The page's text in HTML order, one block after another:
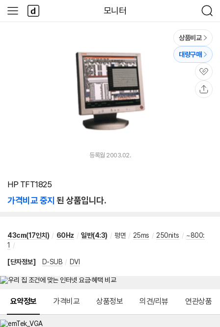
모니터
검
색
사
이
다
나
와
상품비교
대량구매
관
심
등록월 2003.02.
HP TFT1825
가격비교 중지 된 상품입니다.
43cm(17인치) / 60Hz / 일반(4:3) / 평면 / 25ms / 250nits / ~800:
1 /
[단자정보] D-SUB / DVI
요약정보 가격비교 상품정보 의견/리뷰 연관상품